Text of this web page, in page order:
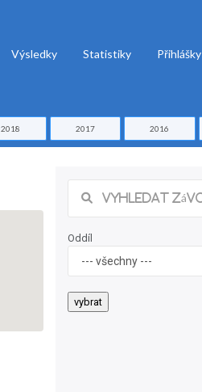
Výsledky Statistiky Přihlášky
2018 2017 2016
Oddíl